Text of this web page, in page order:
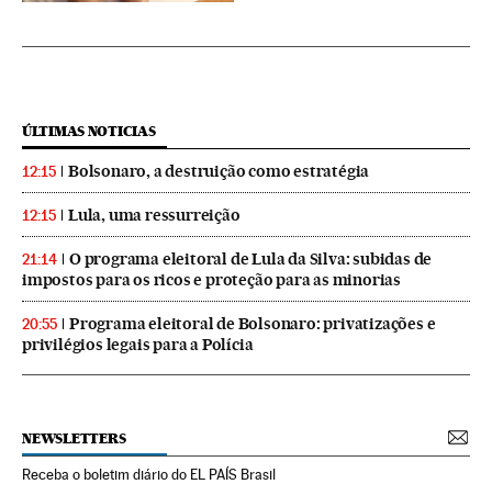
ÚLTIMAS NOTICIAS
12:15 Bolsonaro, a destruição como estratégia
12:15 Lula, uma ressurreição
21:14
O programa eleitoral de Lula da Silva: subidas de
impostos para os ricos e proteção para as minorias
20:55
Programa eleitoral de Bolsonaro: privatizações e
privilégios legais para a Polícia
NEWSLETTERS
Receba o boletim diário do EL PAÍS Brasil